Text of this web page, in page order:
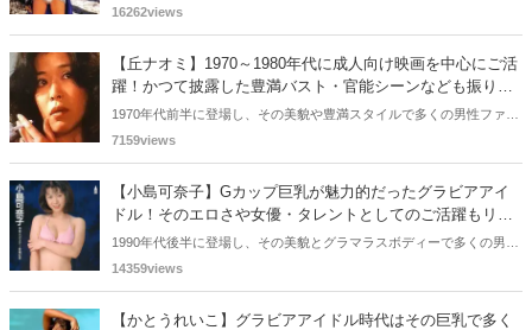
を魅了した水谷ケイさん。セックスシンボルとしてご活躍され、ブレ
では、そんな水谷ケイさんのデビューから現在までの軌跡を振り返っ
ていきます。
16262views
【丘ナオミ】1970～1980年代に成人向け映画を中心にご活
躍！かつて披露した豊満バスト・官能シーンなども振り返
る！
1970年代前半に登場し、その美貌や豊満スタイルで多くの男性ファン
を魅了した丘ナオミさん。セックスシンボルとして活躍され、かつて
なくないでしょう。今回の記事では、そんな丘ナオミさんの軌跡をエ
ッチな目線を加えて振り返っていきます。
7159views
【小島可奈子】Gカップ巨乳が魅力的だったグラビアアイ
ドル！そのエロさや女優・タレントとしてのご活躍もリサ
ーチ！
1990年代後半に登場し、その美貌とグラマラスボディーで多くの男性
ユーザーを魅了した小島可奈子さん。女優・タレントとしてもご活躍
ッチな目線を加えて振り返っていきたいと思います。
14359views
【かとうれいこ】グラビアアイドル時代はその巨乳で多く